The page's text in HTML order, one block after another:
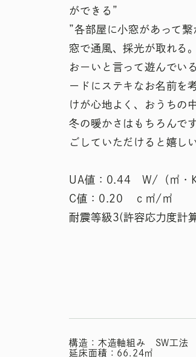
ができる”
”各部屋に小窓があって
窓で通風、採光が取れる
おーいと言って遊んでい
ードにステキなお名前を
けが心地よく、おうちの
冬の暖かさはもちろんで
ごしていただけると嬉し
UA値：0.44 W/（㎡・K
C値：0.20 ｃ㎡/㎡
耐震等級3(許容応力度計
構造：木造軸組み SW工法
延床面積：66.24㎡